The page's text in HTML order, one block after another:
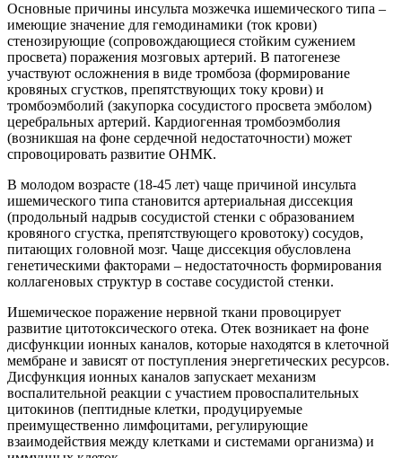
Основные причины инсульта мозжечка ишемического типа –
имеющие значение для гемодинамики (ток крови)
стенозирующие (сопровождающиеся стойким сужением
просвета) поражения мозговых артерий. В патогенезе
участвуют осложнения в виде тромбоза (формирование
кровяных сгустков, препятствующих току крови) и
тромбоэмболий (закупорка сосудистого просвета эмболом)
церебральных артерий. Кардиогенная тромбоэмболия
(возникшая на фоне сердечной недостаточности) может
спровоцировать развитие ОНМК.
В молодом возрасте (18-45 лет) чаще причиной инсульта
ишемического типа становится артериальная диссекция
(продольный надрыв сосудистой стенки с образованием
кровяного сгустка, препятствующего кровотоку) сосудов,
питающих головной мозг. Чаще диссекция обусловлена
генетическими факторами – недостаточность формирования
коллагеновых структур в составе сосудистой стенки.
Ишемическое поражение нервной ткани провоцирует
развитие цитотоксического отека. Отек возникает на фоне
дисфункции ионных каналов, которые находятся в клеточной
мембране и зависят от поступления энергетических ресурсов.
Дисфункция ионных каналов запускает механизм
воспалительной реакции с участием провоспалительных
цитокинов (пептидные клетки, продуцируемые
преимущественно лимфоцитами, регулирующие
взаимодействия между клетками и системами организма) и